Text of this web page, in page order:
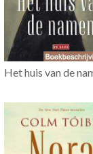
Het huis van de